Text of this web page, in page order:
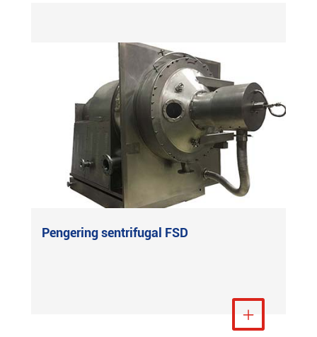
Pengering sentrifugal FSD
Lihat Lebih Banyak
